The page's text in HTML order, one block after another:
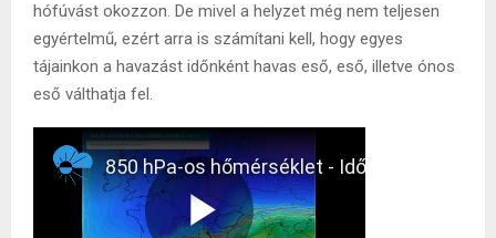
hófúvást okozzon. De mivel a helyzet még nem teljesen
egyértelmű, ezért arra is számítani kell, hogy egyes
tájainkon a havazást időnként havas eső, eső, illetve ónos
eső válthatja fel.